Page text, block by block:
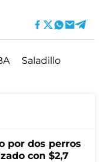
Saladillo
por dos perros
con $2,7